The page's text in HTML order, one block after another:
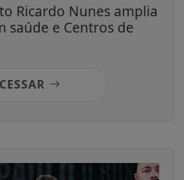
Ricardo Nunes amplia
saúde e Centros de